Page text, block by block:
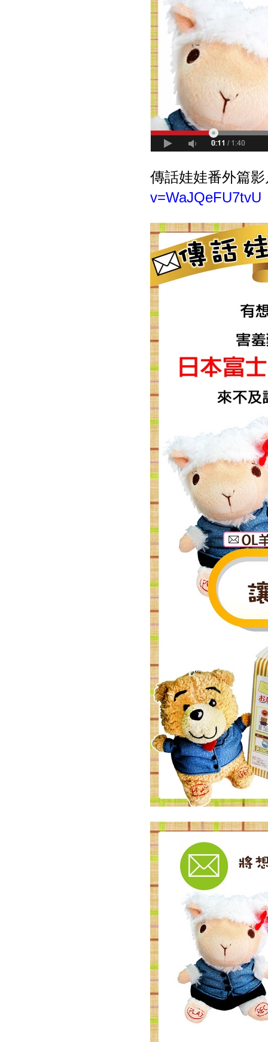
傳話娃娃番外篇
v=WaJQeFU7tvU